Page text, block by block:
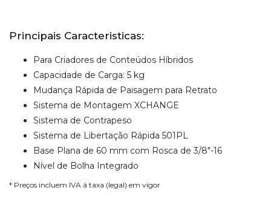
Principais Caracteristicas:
Para Criadores de Conteúdos Híbridos
Capacidade de Carga: 5 kg
Mudança Rápida de Paisagem para Retrato
Sistema de Montagem XCHANGE
Sistema de Contrapeso
Sistema de Libertação Rápida 501PL
Base Plana de 60 mm com Rosca de 3/8"-16
Nível de Bolha Integrado
* Preços incluem IVA à taxa (legal) em vigor